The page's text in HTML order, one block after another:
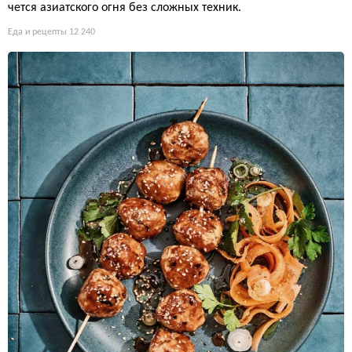
чется азиатского огня без сложных техник.
Еда и рецепты 12 240